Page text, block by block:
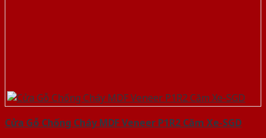
Cửa Gỗ Chống Cháy MDF Veneer P1R2 Căm Xe-SGD